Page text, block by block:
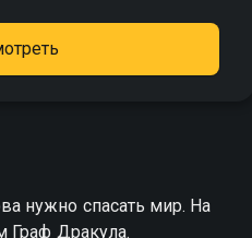
нужно спасать мир. На
Граф Дракула.